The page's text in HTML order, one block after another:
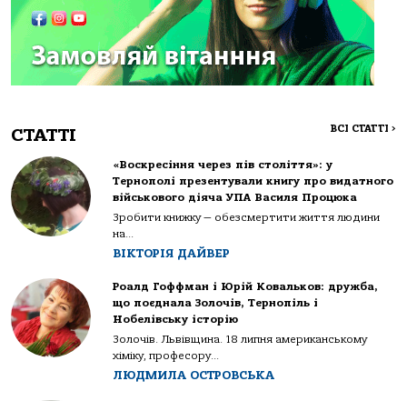
СТАТТІ ВСІ СТАТТІ >
«Воскресіння через пів століття»: у
Тернополі презентували книгу про видатного
військового діяча УПА Василя Процюка
Зробити книжку — обезсмертити життя людини
на...
ВІКТОРІЯ ДАЙВЕР
Роалд Гоффман і Юрій Ковальков: дружба,
що поєднала Золочів, Тернопіль і
Нобелівську історію
Золочів. Львівщина. 18 липня американському
хіміку, професору...
ЛЮДМИЛА ОСТРОВСЬКА